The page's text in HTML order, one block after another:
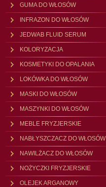
GUMA DO WŁOSÓW
INFRAZON DO WŁOSÓW
JEDWAB FLUID SERUM
KOLORYZACJA
KOSMETYKI DO OPALANIA
LOKÓWKA DO WŁOSÓW
MASKI DO WŁOSÓW
MASZYNKI DO WŁOSÓW
MEBLE FRYZJERSKIE
NABŁYSZCZACZ DO WŁOSÓW
NAWILŻACZ DO WŁOSÓW
NOŻYCZKI FRYZJERSKIE
OLEJEK ARGANOWY